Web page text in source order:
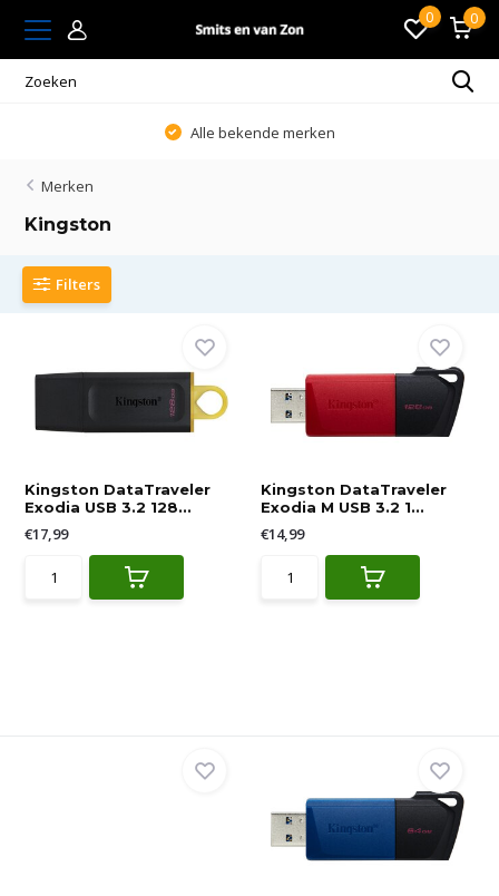
0 0
Alle bekende merken
Merken
Kingston
Filters
Kingston DataTraveler
Exodia USB 3.2 128...
€17,99
Kingston DataTraveler
Exodia M USB 3.2 1...
€14,99